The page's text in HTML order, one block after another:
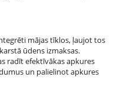
mājas tīklos, ļaujot tos
ūdens izmaksas.
radīt efektīvākas apkures
un palielinot apkures